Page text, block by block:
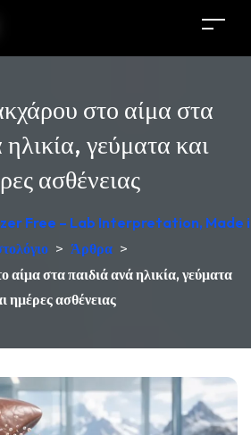
στο αίμα στα
γεύματα και
ασθένειας
Free – Lab Interpretation, Made
> Άρθρα >
αίμα στα παιδιά ανά ηλικία, γεύματα
ημέρες ασθένειας